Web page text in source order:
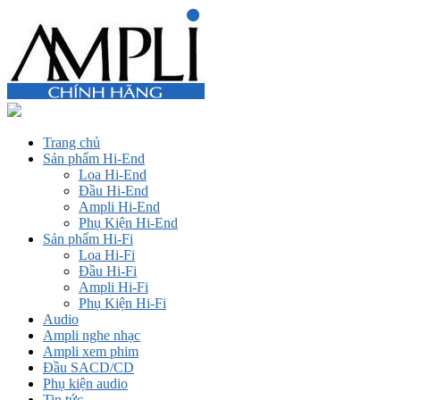
Trang chủ
Sản phẩm Hi-End
Loa Hi-End
Đầu Hi-End
Ampli Hi-End
Phụ Kiện Hi-End
Sản phẩm Hi-Fi
Loa Hi-Fi
Đầu Hi-Fi
Ampli Hi-Fi
Phụ Kiện Hi-Fi
Audio
Ampli nghe nhạc
Ampli xem phim
Đầu SACD/CD
Phụ kiện audio